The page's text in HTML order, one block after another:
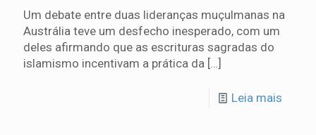
Um debate entre duas lideranças muçulmanas na
Austrália teve um desfecho inesperado, com um
deles afirmando que as escrituras sagradas do
islamismo incentivam a prática da […]
Leia mais